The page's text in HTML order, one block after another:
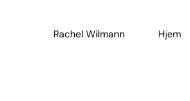
Rachel Wilmann Hjem